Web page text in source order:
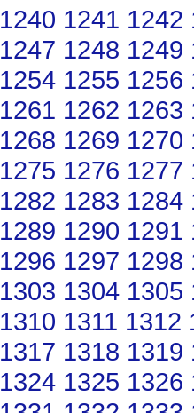
1240 1241 1242
1247 1248 1249
1254 1255 1256
1261 1262 1263
1268 1269 1270
1275 1276 1277
1282 1283 1284
1289 1290 1291
1296 1297 1298
1303 1304 1305
1310 1311 1312
1317 1318 1319
1324 1325 1326